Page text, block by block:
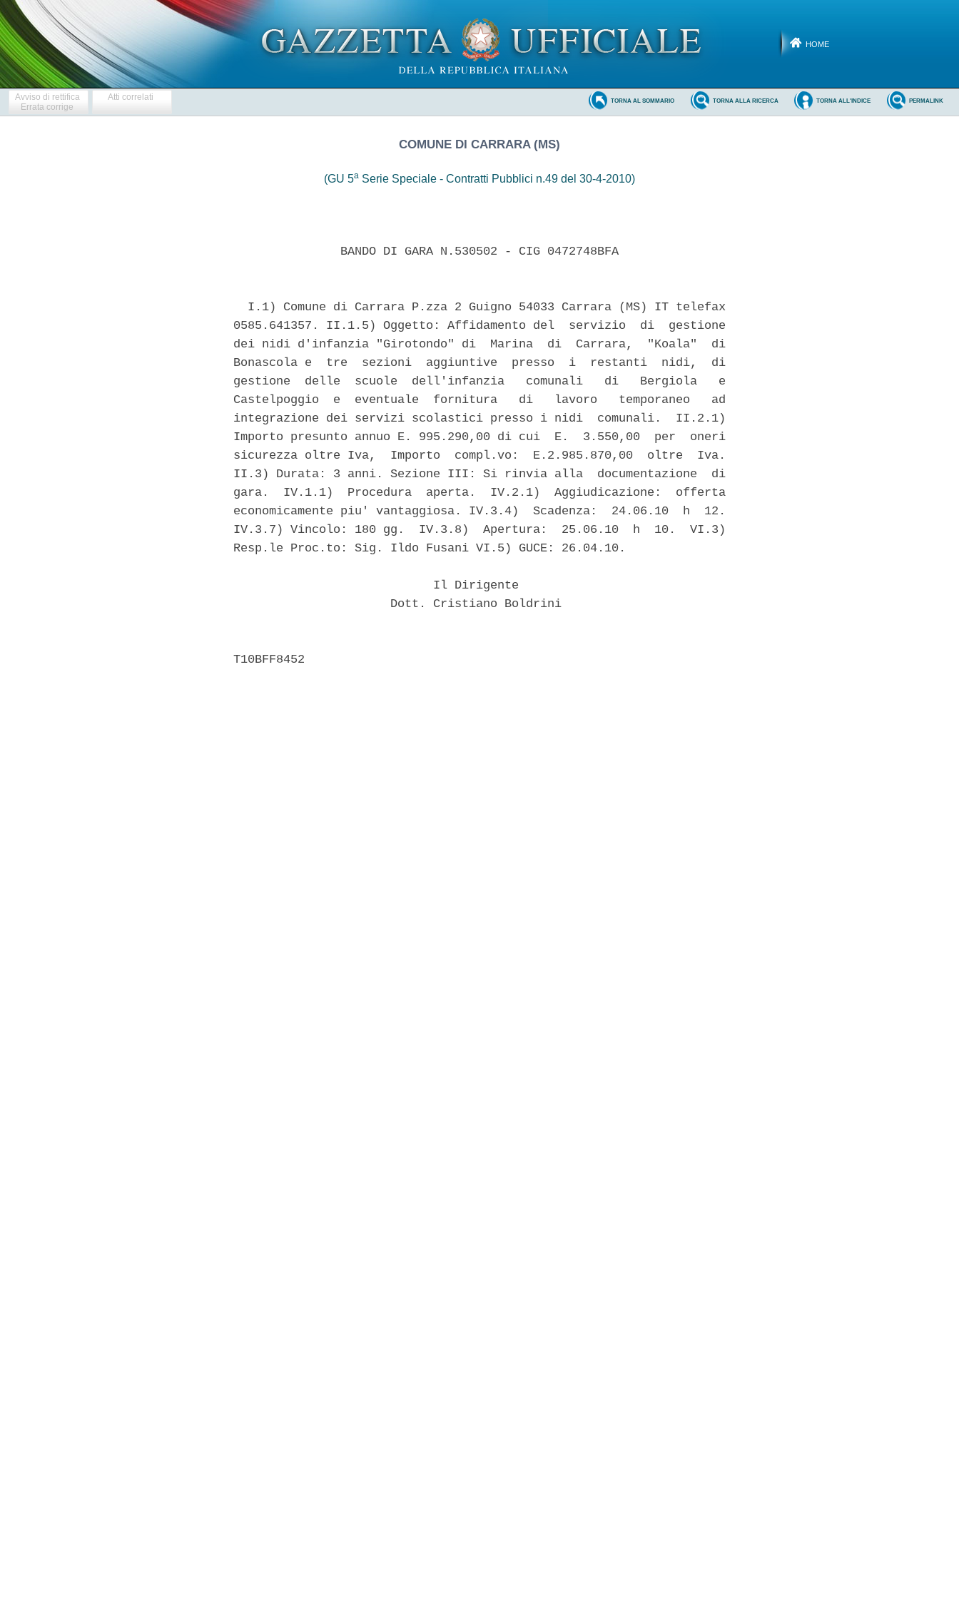
HOME
Avviso di rettifica
Errata corrige
Atti correlati PERMALINK
TORNA ALL'INDICE
TORNA ALLA RICERCA
TORNA AL SOMMARIO
COMUNE DI CARRARA (MS)
(GU 5a Serie Speciale - Contratti Pubblici n.49 del 30-4-2010)
               BANDO DI GARA N.530502 - CIG 0472748BFA
  I.1) Comune di Carrara P.zza 2 Guigno 54033 Carrara (MS) IT telefax
0585.641357. II.1.5) Oggetto: Affidamento del  servizio  di  gestione
dei nidi d'infanzia "Girotondo" di  Marina  di  Carrara,  "Koala"  di
Bonascola e  tre  sezioni  aggiuntive  presso  i  restanti  nidi,  di
gestione  delle  scuole  dell'infanzia   comunali   di   Bergiola   e
Castelpoggio  e  eventuale  fornitura   di   lavoro   temporaneo   ad
integrazione dei servizi scolastici presso i nidi  comunali.  II.2.1)
Importo presunto annuo E. 995.290,00 di cui  E.  3.550,00  per  oneri
sicurezza oltre Iva,  Importo  compl.vo:  E.2.985.870,00  oltre  Iva.
II.3) Durata: 3 anni. Sezione III: Si rinvia alla  documentazione  di
gara.  IV.1.1)  Procedura  aperta.  IV.2.1)  Aggiudicazione:  offerta
economicamente piu' vantaggiosa. IV.3.4)  Scadenza:  24.06.10  h  12.
IV.3.7) Vincolo: 180 gg.  IV.3.8)  Apertura:  25.06.10  h  10.  VI.3)
Resp.le Proc.to: Sig. Ildo Fusani VI.5) GUCE: 26.04.10.
                            Il Dirigente
                      Dott. Cristiano Boldrini